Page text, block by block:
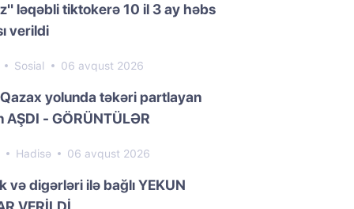
ləqəbli tiktokerə 10 il 3 ay həbs
verildi
Sosial 06 avqust 2026
yolunda təkəri partlayan
AŞDI - GÖRÜNTÜLƏR
Hadisə 06 avqust 2026
və digərləri ilə bağlı YEKUN